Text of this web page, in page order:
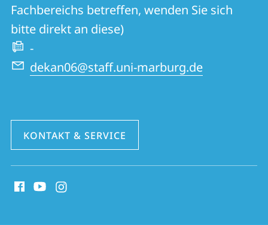
Fachbereichs betreffen, wenden Sie sich
bitte direkt an diese)
-
dekan06@staff.uni-marburg.de
KONTAKT & SERVICE
Media